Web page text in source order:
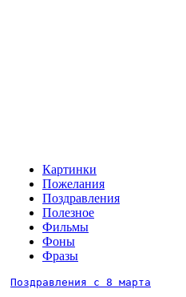
Картинки
Пожелания
Поздравления
Полезное
Фильмы
Фоны
Фразы
Поздравления с 8 марта